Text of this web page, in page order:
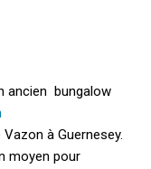
ancien bungalow
à Guernesey.
moyen pour